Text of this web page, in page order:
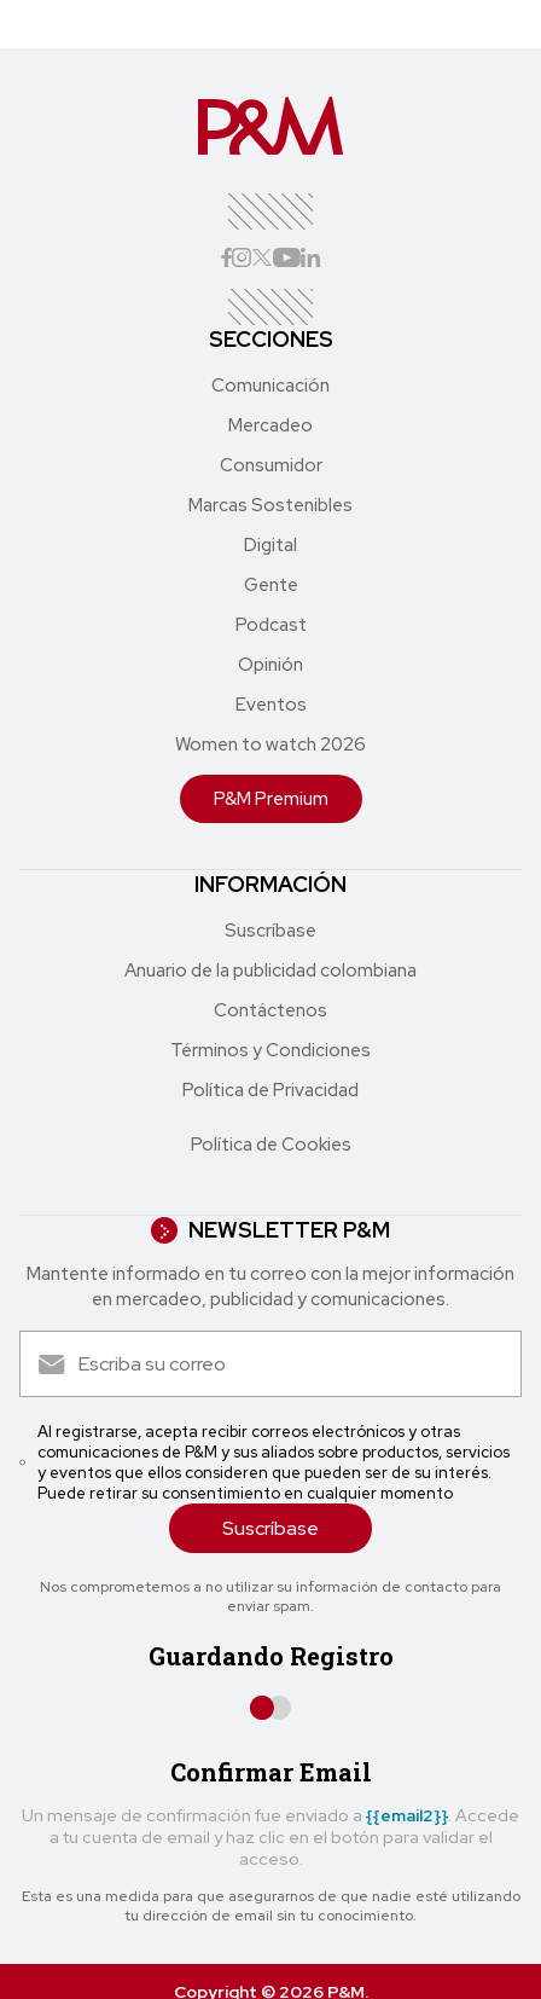
SECCIONES
Comunicación
Mercadeo
Consumidor
Marcas Sostenibles
Digital
Gente
Podcast
Opinión
Eventos
Women to watch 2026
P&M Premium
INFORMACIÓN
Suscríbase
Anuario de la publicidad colombiana
Contáctenos
Términos y Condiciones
Política de Privacidad
Política de Cookies
NEWSLETTER P&M
Mantente informado en tu correo con la mejor in formación
en mercadeo, publicidad y comunicaciones.
Al registrarse, acepta recibir correos electrónicos y otras
comunicaciones de P&M y sus aliados sobre productos, servicios
y eventos que ellos consideren que pueden ser de su interés.
Puede retirar su consentimiento en cualquier momento
Suscríbase
Nos comprometemos a no utilizar su información de contacto para
enviar spam.
Guardando Registro
Confirmar Email
Un mensaje de confirmación fue enviado a {{email2}} . Accede
a tu cuenta de email y haz clic en el botón para validar el
acceso.
Esta es una medida para que asegurarnos de que nadie esté utilizando
tu dirección de email sin tu conocimiento.
Copyright © 2026 P&M.